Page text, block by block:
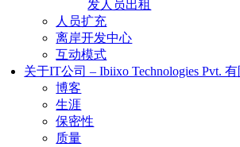
发人员出租
人员扩充
离岸开发中心
互动模式
关于IT公司 – Ibiixo Technologies Pvt.
博客
生涯
保密性
质量